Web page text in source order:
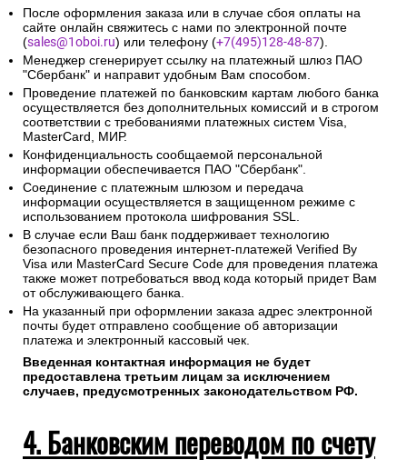
менеджеру
После оформления заказа или в случае сбоя оплаты на
сайте онлайн свяжитесь с нами по электронной почте
(sales@1oboi.ru) или телефону (
Менеджер сгенерирует ссылку на платежный шлюз ПАО
"Сбербанк" и направит удобным Вам способом.
Проведение платежей по банковским картам любого банка
осуществляется без дополнительных комиссий и в строгом
соответствии с требованиями платежных систем Visa,
MasterCard, МИР.
Конфиденциальность сообщаемой персональной
информации обеспечивается ПАО "Сбербанк".
Соединение с платежным шлюзом и передача
информации осуществляется в защищенном режиме с
использованием протокола шифрования SSL.
В случае если Ваш банк поддерживает технологию
безопасного проведения интернет-платежей Verified By
Visa или MasterCard Secure Code для проведения платежа
также может потребоваться ввод кода который придет Вам
от обслуживающего банка.
платежа и электронный кассовый чек.
Введенная контактная информация не будет